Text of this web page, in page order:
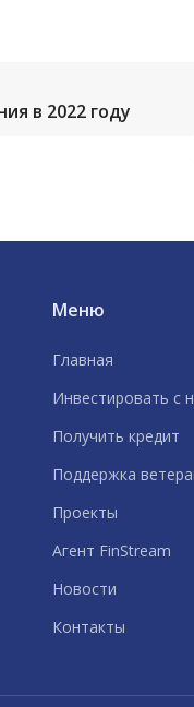
в 2022 году
Меню
Главная
Инвестировать с
Получить кредит
Поддержка
Проекты
Агент FinStream
Новости
Контакты